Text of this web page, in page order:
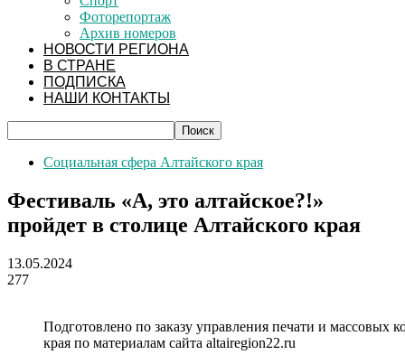
Фоторепортаж
Архив номеров
НОВОСТИ РЕГИОНА
В СТРАНЕ
ПОДПИСКА
НАШИ КОНТАКТЫ
Социальная сфера Алтайского края
Фестиваль «А, это алтайское?!»
пройдет в столице Алтайского края
13.05.2024
277
Подготовлено по заказу управления печати и массовых
края по материалам сайта altairegion22.ru